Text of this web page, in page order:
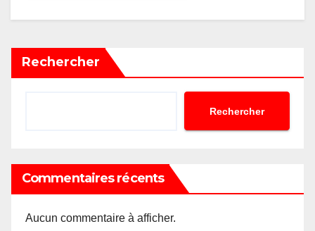
Rechercher
Rechercher
Commentaires récents
Aucun commentaire à afficher.